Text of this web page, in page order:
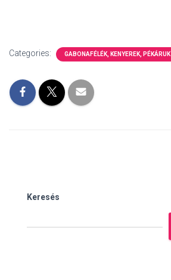
Categories: GABONAFÉLÉK, KENYEREK, PÉKÁRUK
Keresés